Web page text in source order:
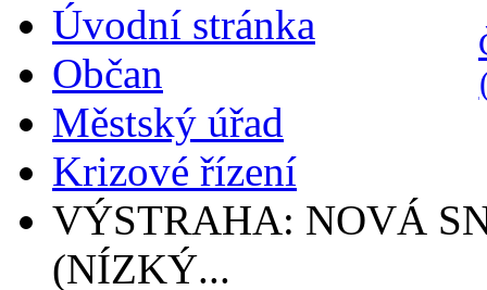
Úvodní stránka
Občan
Městský úřad
Krizové řízení
VÝSTRAHA: NOVÁ
(NÍZKÝ...